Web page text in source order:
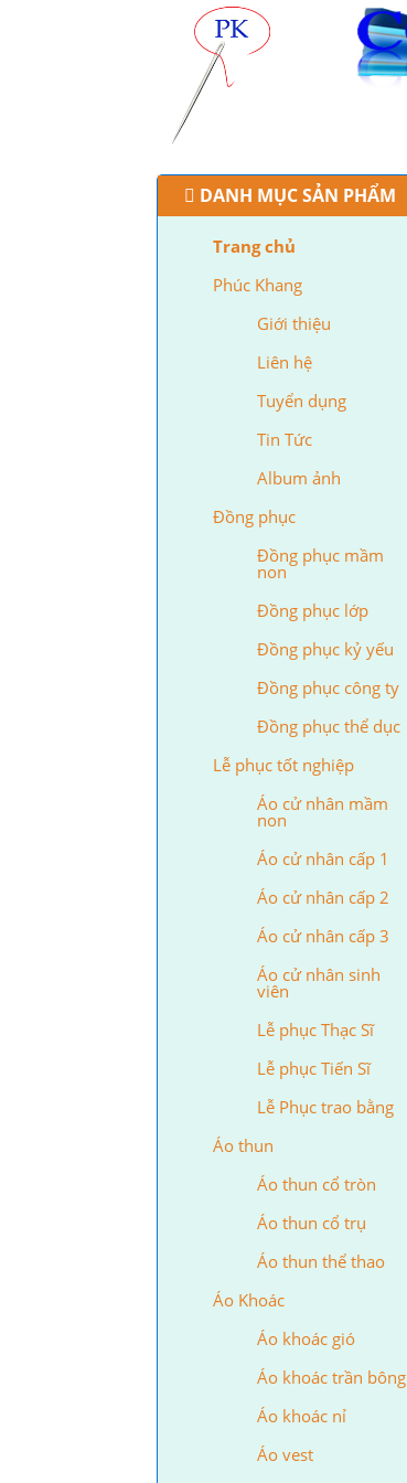
DANH MỤC SẢN PHẨM
Trang chủ
Phúc Khang
Giới thiệu
Liên hệ
Tuyển dụng
Tin Tức
Album ảnh
Đồng phục
Đồng phục mầm
non
Đồng phục lớp
Đồng phục kỷ yếu
Đồng phục công ty
Đồng phục thể dục
Lễ phục tốt nghiệp
Áo cử nhân mầm
non
Áo cử nhân cấp 1
Áo cử nhân cấp 2
Áo cử nhân cấp 3
Áo cử nhân sinh
viên
Lễ phục Thạc Sĩ
Lễ phục Tiến Sĩ
Lễ Phục trao bằng
Áo thun
Áo thun cổ tròn
Áo thun cổ trụ
Áo thun thể thao
Áo Khoác
Áo khoác gió
Áo khoác trần bông
Áo khoác nỉ
Áo vest